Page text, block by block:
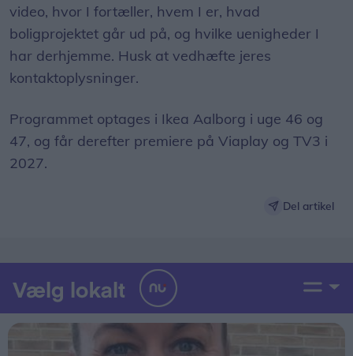
video, hvor I fortæller, hvem I er, hvad
boligprojektet går ud på, og hvilke uenigheder I
har derhjemme. Husk at vedhæfte jeres
kontaktoplysninger.
Programmet optages i Ikea Aalborg i uge 46 og
47, og får derefter premiere på Viaplay og TV3 i
2027.
Del artikel